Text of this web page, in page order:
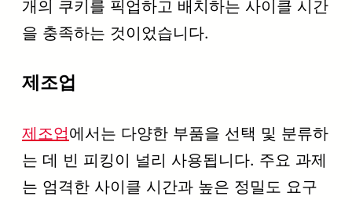
개의 쿠키를 픽업하고 배치하는 사이클 시간
을 충족하는 것이었습니다.
제조업
제조업에서는 다양한 부품을 선택 및 분류하
는 데 빈 피킹이 널리 사용됩니다. 주요 과제
는 엄격한 사이클 시간과 높은 정밀도 요구